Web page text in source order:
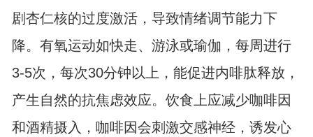
剧杏仁核的过度激活，导致情绪调节能力下
降。有氧运动如快走、游泳或瑜伽，每周进行
3-5次，每次30分钟以上，能促进内啡肽释放，
产生自然的抗焦虑效应。饮食上应减少咖啡因
和酒精摄入，咖啡因会刺激交感神经，诱发心